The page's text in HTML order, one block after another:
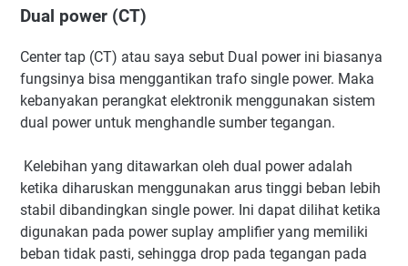
Dual power (CT)
Center tap (CT) atau saya sebut Dual power ini biasanya
fungsinya bisa menggantikan trafo single power. Maka
kebanyakan perangkat elektronik menggunakan sistem
dual power untuk menghandle sumber tegangan.
Kelebihan yang ditawarkan oleh dual power adalah
ketika diharuskan menggunakan arus tinggi beban lebih
stabil dibandingkan single power. Ini dapat dilihat ketika
digunakan pada power suplay amplifier yang memiliki
beban tidak pasti, sehingga drop pada tegangan pada